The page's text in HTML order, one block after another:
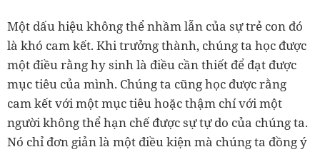
Một dấu hiệu không thể nhầm lẫn của sự trẻ con đó
là khó cam kết. Khi trưởng thành, chúng ta học được
một điều rằng hy sinh là điều cần thiết để đạt được
mục tiêu của mình. Chúng ta cũng học được rằng
cam kết với một mục tiêu hoặc thậm chí với một
người không thể hạn chế được sự tự do của chúng ta.
Nó chỉ đơn giản là một điều kiện mà chúng ta đồng ý